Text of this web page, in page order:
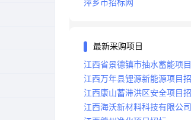
萍乡市招标网
最新采购项目
江西省景德镇市抽水蓄能项
江西万年县锂源新能源项目
江西康山蓄滞洪区安全项目
江西海沃新材料科技有限公